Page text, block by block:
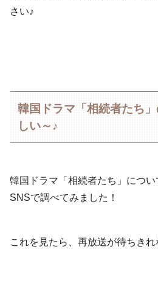
さい♪
韓国ドラマ「相続者たち
しい～♪
韓国ドラマ「相続者たち」につ
SNSで調べてみました！
これを見たら、再放送が待ちきれ